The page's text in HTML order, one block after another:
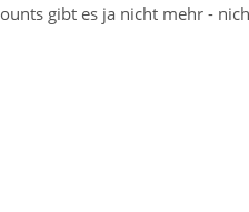
gibt es ja nicht mehr -